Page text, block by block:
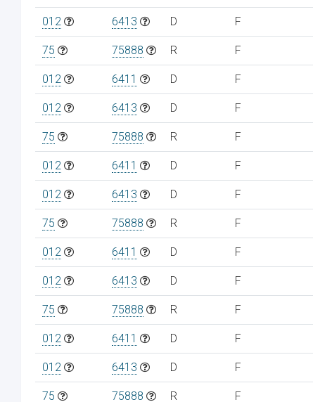
012 6413 D F
75 75888 R F
012 6411 D F
012 6413 D F
75 75888 R F
012 6411 D F
012 6413 D F
75 75888 R F
012 6411 D F
012 6413 D F
75 75888 R F
012 6411 D F
012 6413 D F
75 75888 R F